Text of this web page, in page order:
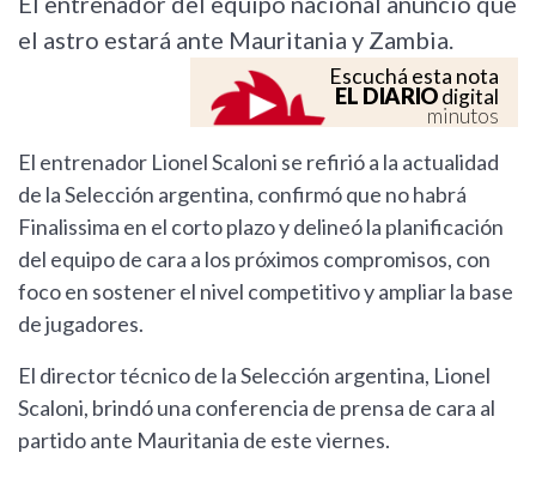
el astro estará ante Mauritania y Zambia.
Escuchá esta nota
EL DIARIOdigital
minutos
El entrenador Lionel Scaloni se refirió a la actualidad
de la Selección argentina, confirmó que no habrá
Finalissima en el corto plazo y delineó la planificación
del equipo de cara a los próximos compromisos, con
foco en sostener el nivel competitivo y ampliar la base
de jugadores.
El director técnico de la Selección argentina, Lionel
Scaloni, brindó una conferencia de prensa de cara al
partido ante Mauritania de este viernes.